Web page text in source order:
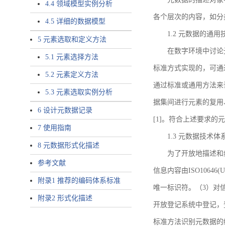
4.4 领域模型实例分析
4.5 详细的数据模型
5 元素选取和定义方法
5.1 元素选择方法
5.2 元素定义方法
5.3 元素选取实例分析
6 设计元数据记录
7 使用指南
8 元数据形式化描述
参考文献
附录1 推荐的编码体系标准
附录2 形式化描述
各个层次的内容，如
1.2 元数据的通用
在数字环境中讨
标准方式实现的，可
通过标准或通用方法
据集间进行元素的复
[1]。符合上述要求的
1.3 元数据技术体
为了开放地描述
信息内容由
唯一标识符。（3）对
开放登记系统中登记
标准方法识别元数据